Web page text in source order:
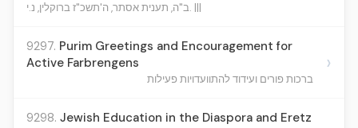
ב"ה, תענית אסתר, ה'תשכ"ז ברוקלין, נ.י. |||
9297. Purim Greetings and Encouragement for
Active Farbrengens
ברכות פורים ועידוד להתוועדויות פעילות
›
9298. Jewish Education in the Diaspora and Eretz